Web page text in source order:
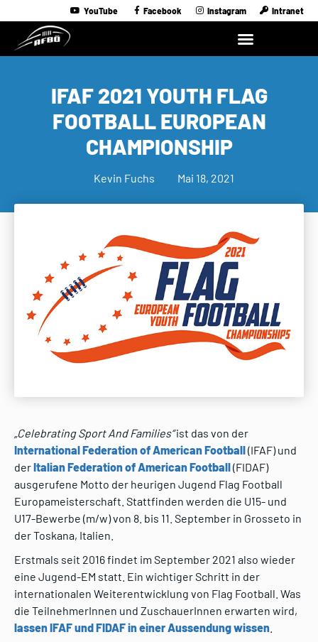
YouTube Facebook Instagram Intranet
IFAF 2021 YOUTH FLAG
FOOTBALL EUROPEAN
CHAMPIONSHIP
Kevin Fuchs Mai 18, 2021
„Celebrating Sport And Families“ist das von der
International Federation of American Football(IFAF) und
derItalian Federation of American Football(FIDAF)
ausgerufene Motto der heurigen Jugend Flag Football
Europameisterschaft. Stattfinden werden die U15- und
U17-Bewerbe (m/w) von 8. bis 11. September in Grosseto in
der Toskana, Italien.
Erstmals seit 2016 findet im September 2021 also wieder
eine Jugend-EM statt. Ein wichtiger Schritt in der
internationalen Weiterentwicklung von Flag Football. Was
die TeilnehmerInnen und ZuschauerInnen erwarten wird,
lassen IFAF und FIDAF in einer Aussendung wissen